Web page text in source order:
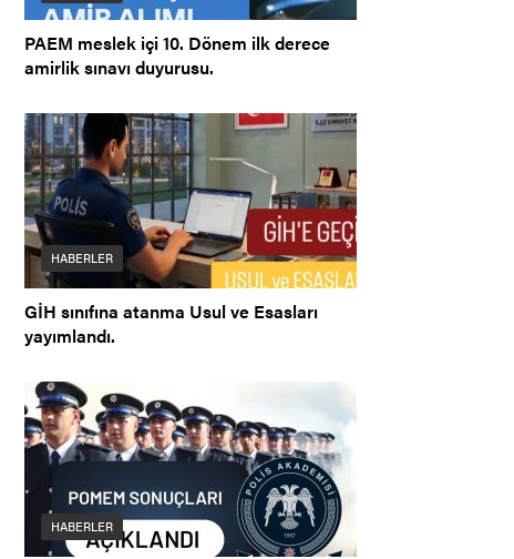
PAEM meslek içi 10. Dönem ilk derece
amirlik sınavı duyurusu.
HABERLER
GİH sınıfına atanma Usul ve Esasları
yayımlandı.
HABERLER